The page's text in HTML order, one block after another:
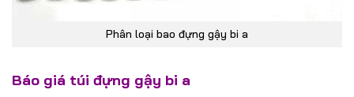
Phân loại bao đựng gậy bi a
Báo giá túi đựng gậy bi a